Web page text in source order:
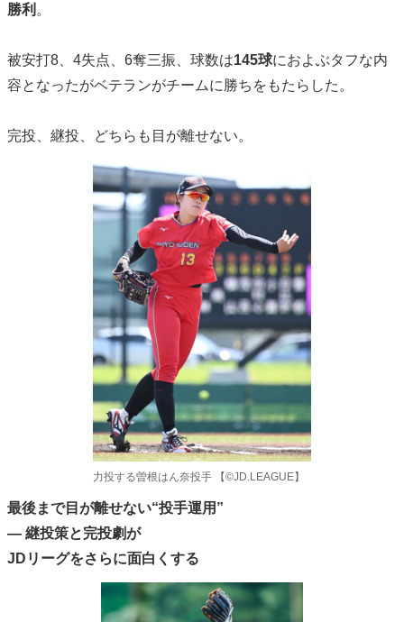
勝利 。
被安打8、4失点、6奪三振、球数は145球におよぶタフな内
容となったがベテランがチームに勝ちをもたらした。
完投、継投、どちらも目が離せない。
力投する曽根はん奈投手 【©️JD.LEAGUE】
最後まで目が離せない“投手運用”
— 継投策と完投劇が
JDリーグをさらに面白くする